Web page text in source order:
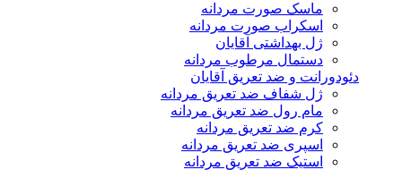
ماسک صورت مردانه
اسکراب صورت مردانه
ژل بهداشتی آقایان
دستمال مرطوب مردانه
دئودورانت و ضد تعریق آقایان
ژل شفاف ضد تعریق مردانه
مام رول ضد تعریق مردانه
کرم ضد تعریق مردانه
اسپری ضد تعریق مردانه
استیک ضد تعریق مردانه